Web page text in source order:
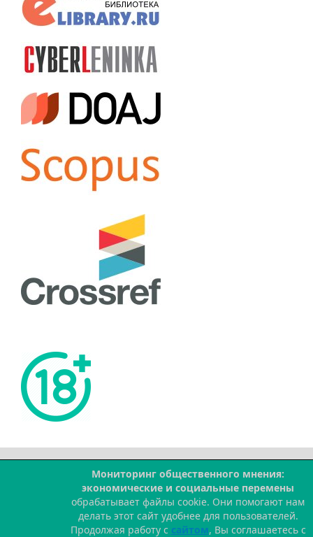
Мониторинг общественного мнения:
экономические и социальные перемены
обрабатывает файлы cookie. Они помогают нам
делать этот сайт удобнее для пользователей.
Продолжая работу с сайтом, Вы соглашаетесь с